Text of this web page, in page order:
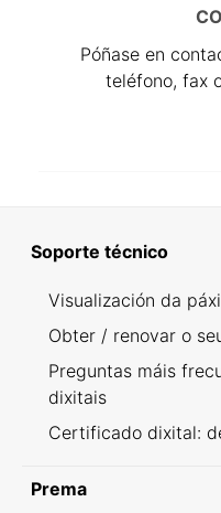
Póñase en
teléfono, fax
Soporte técnico
Visualización da
Obter / renovar o
Preguntas máis
dixitais
Certificado dixital:
Prema